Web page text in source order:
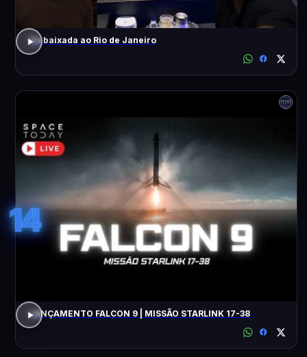
Da baixada ao Rio de Janeiro
14
LANÇAMENTO FALCON 9 | MISSÃO STARLINK 17-38